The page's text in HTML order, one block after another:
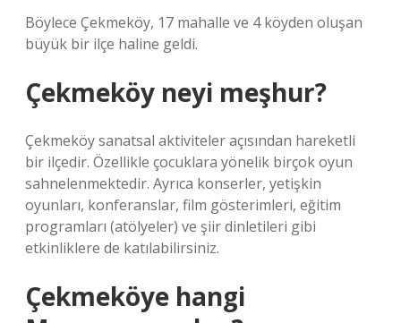
Böylece Çekmeköy, 17 mahalle ve 4 köyden oluşan
büyük bir ilçe haline geldi.
Çekmeköy neyi meşhur?
Çekmeköy sanatsal aktiviteler açısından hareketli
bir ilçedir. Özellikle çocuklara yönelik birçok oyun
sahnelenmektedir. Ayrıca konserler, yetişkin
oyunları, konferanslar, film gösterimleri, eğitim
programları (atölyeler) ve şiir dinletileri gibi
etkinliklere de katılabilirsiniz.
Çekmeköye hangi